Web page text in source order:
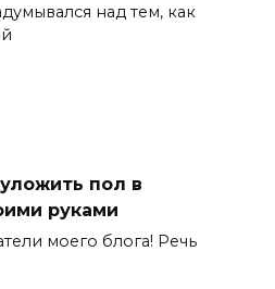
над тем, как
пол в
руками
моего блога! Речь